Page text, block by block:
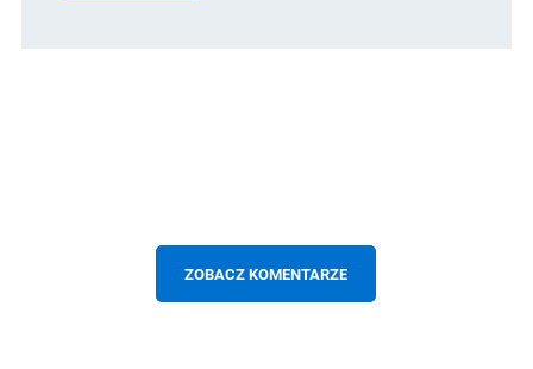
ZOBACZ KOMENTARZE